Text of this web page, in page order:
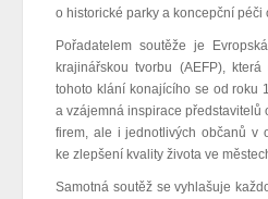
o historické parky a koncepční péči
Pořadatelem soutěže je
krajinářskou tvorbu (AEFP),
tohoto klání konajícího se od roku
a vzájemná inspirace představitelů
firem, ale i jednotlivých občanů v
ke zlepšení kvality života ve
Samotná soutěž se vyhlašuje